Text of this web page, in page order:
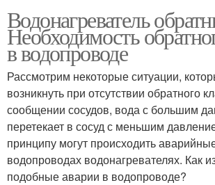
Водонагреватель
Необходимость
в водопроводе
Рассмотрим некоторые ситуации,
возникнуть при отсутствии обратного
сообщении сосудов, вода с большим
перетекает в сосуд с меньшим
принципу могут происходить
водопроводах водонагревателях. Как
подобные аварии в водопроводе?